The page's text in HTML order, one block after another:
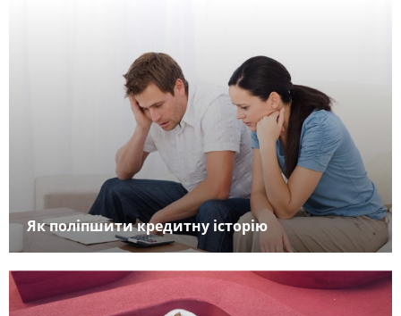
Як поліпшити кредитну історію